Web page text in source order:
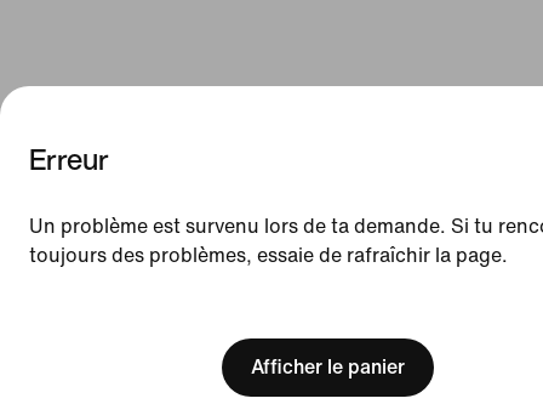
We think you are in United States.
Belgique United States
Erreur
Un problème est survenu lors de ta demande. Si tu
toujours des problèmes, essaie de rafraîchir la page.
Afficher le panier